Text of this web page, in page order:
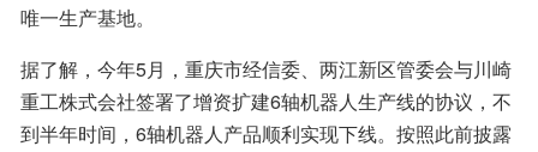
唯一生产基地。
据了解，今年5月，重庆市经信委、两江新区管委会与川崎
重工株式会社签署了增资扩建6轴机器人生产线的协议，不
到半年时间，6轴机器人产品顺利实现下线。按照此前披露